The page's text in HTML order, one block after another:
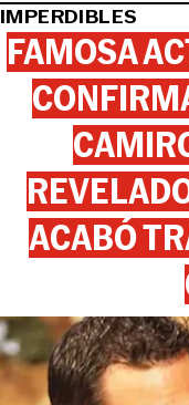
IMPERDIBLES
FAMOSA
ACABÓ